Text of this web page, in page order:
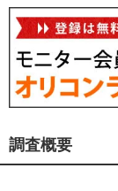
調査概要